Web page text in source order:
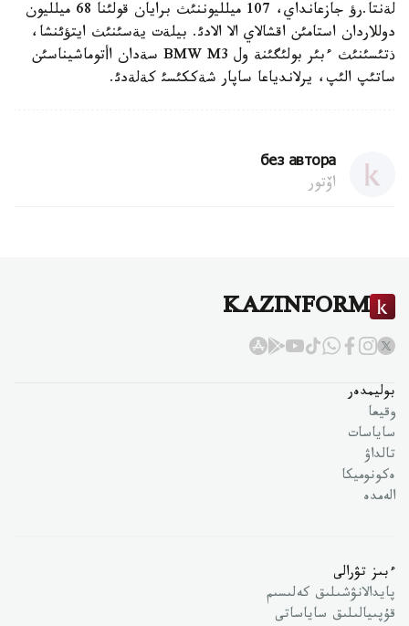
لةنتا.رؤ جازعانداي، 107 ميلليوننئث برايان قولئنا 68 ميلليون
دوللاردان استامئن اقشالاي الا الادئ. بيلةت يةسئنئث ايتؤئنشا،
ذتئسئنئث ءبئر بولئگئنة ول BMW M3 سةدان اأتوماشيناسئن
ساتئپ الئپ، يرلاندياعا ساپار شةككئسئ كةلةدئ.
без автора
اۆتور
KAZINFORM
بوليمدەر
وقيعا
ساياسات
تالداۋ
ەكونوميكا
الەمدە
ءبىز تۋرالى
پايدالانۋشىلىق كەلىسىم
قۇپىيالىلىق ساياساتى